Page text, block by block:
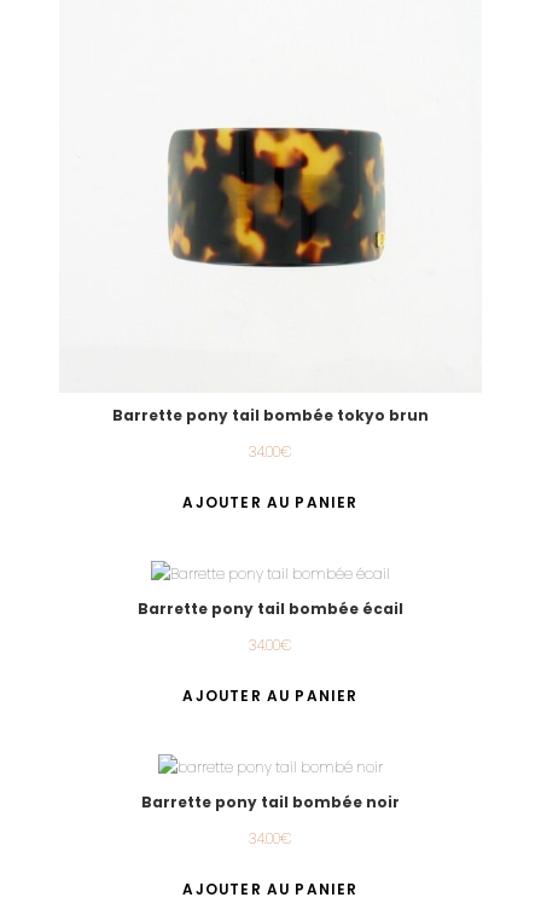
Barrette pony tail bombée tokyo brun
34.00€
AJOUTER AU PANIER
Barrette pony tail bombée écail
34.00€
AJOUTER AU PANIER
Barrette pony tail bombée noir
34.00€
AJOUTER AU PANIER